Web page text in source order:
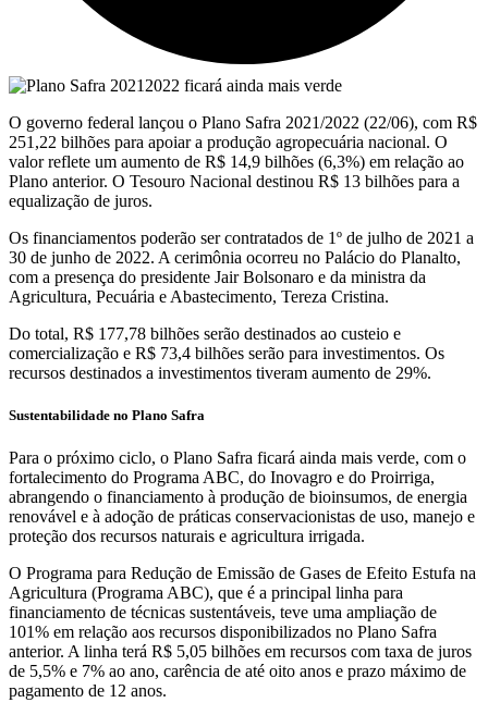
O governo federal lançou o Plano Safra 2021/2022 (22/06), com R$
251,22 bilhões para apoiar a produção agropecuária nacional. O
valor reflete um aumento de R$ 14,9 bilhões (6,3%) em relação ao
Plano anterior. O Tesouro Nacional destinou R$ 13 bilhões para a
equalização de juros.
Os financiamentos poderão ser contratados de 1º de julho de 2021 a
30 de junho de 2022. A cerimônia ocorreu no Palácio do Planalto,
com a presença do presidente Jair Bolsonaro e da ministra da
Agricultura, Pecuária e Abastecimento, Tereza Cristina.
Do total, R$ 177,78 bilhões serão destinados ao custeio e
comercialização e R$ 73,4 bilhões serão para investimentos. Os
recursos destinados a investimentos tiveram aumento de 29%.
Sustentabilidade no Plano Safra
Para o próximo ciclo, o Plano Safra ficará ainda mais verde, com o
fortalecimento do Programa ABC, do Inovagro e do Proirriga,
abrangendo o financiamento à produção de bioinsumos, de energia
renovável e à adoção de práticas conservacionistas de uso, manejo e
proteção dos recursos naturais e agricultura irrigada.
O Programa para Redução de Emissão de Gases de Efeito Estufa na
Agricultura (Programa ABC), que é a principal linha para
financiamento de técnicas sustentáveis, teve uma ampliação de
101% em relação aos recursos disponibilizados no Plano Safra
anterior. A linha terá R$ 5,05 bilhões em recursos com taxa de juros
de 5,5% e 7% ao ano, carência de até oito anos e prazo máximo de
pagamento de 12 anos.